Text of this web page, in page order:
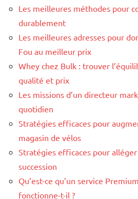
Les meilleures méthodes pour
durablement
Les meilleures adresses pour
Fou au meilleur prix
Whey chez Bulk : trouver
qualité et prix
Les missions d’un directeur
quotidien
Stratégies efficaces pour
magasin de vélos
Stratégies efficaces pour
succession
Qu’est-ce qu’un service
fonctionne-t-il ?